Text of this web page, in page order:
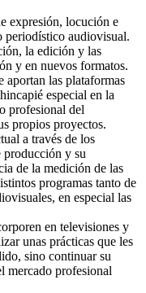
expresión, locución e
periodístico audiovisual.
la edición y las
y en nuevos formatos.
aportan las plataformas
especial en la
profesional del
propios proyectos.
a través de los
producción y su
de la medición de las
programas tanto de
en especial las
en televisiones y
unas prácticas que les
sino continuar su
mercado profesional